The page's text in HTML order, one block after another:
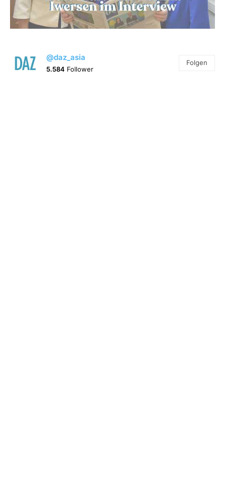
@daz_asia
5.584 Follower
Folgen